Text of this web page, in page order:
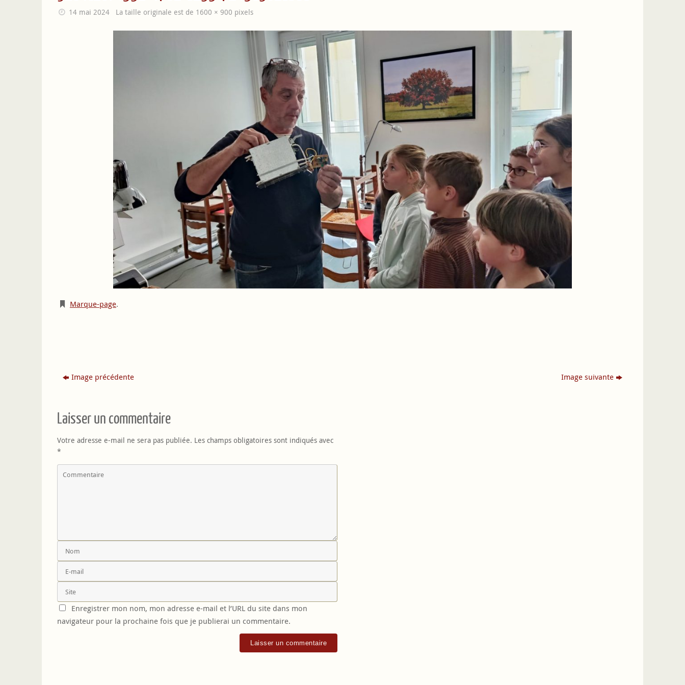
14 mai 2024 La taille originale est de 1600 × 900 pixels
Marque-page.
Image précédente Image suivante
Laisser un commentaire
Votre adresse e-mail ne sera pas publiée. Les champs obligatoires sont indiqués avec
*
Enregistrer mon nom, mon adresse e-mail et l’URL du site dans mon
navigateur pour la prochaine fois que je publierai un commentaire.